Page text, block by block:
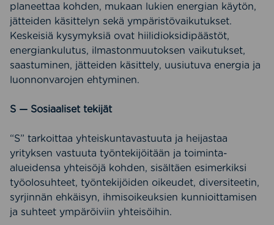
planeettaa kohden, mukaan lukien energian käytön,
jätteiden käsittelyn sekä ympäristövaikutukset.
Keskeisiä kysymyksiä ovat hiilidioksidipäästöt,
energiankulutus, ilmastonmuutoksen vaikutukset,
saastuminen, jätteiden käsittely, uusiutuva energia ja
luonnonvarojen ehtyminen.
S — Sosiaaliset tekijät
“S” tarkoittaa yhteiskuntavastuuta ja heijastaa
yrityksen vastuuta työntekijöitään ja toiminta-
alueidensa yhteisöjä kohden, sisältäen esimerkiksi
työolosuhteet, työntekijöiden oikeudet, diversiteetin,
syrjinnän ehkäisyn, ihmisoikeuksien kunnioittamisen
ja suhteet ympäröiviin yhteisöihin.